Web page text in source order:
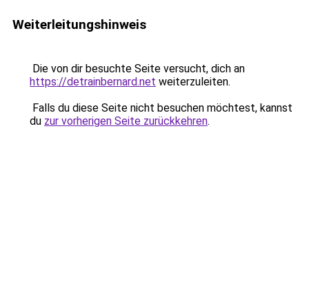
Weiterleitungshinweis
Die von dir besuchte Seite versucht, dich an
https://detrainbernard.net weiterzuleiten.
Falls du diese Seite nicht besuchen möchtest, kannst
du zur vorherigen Seite zurückkehren.